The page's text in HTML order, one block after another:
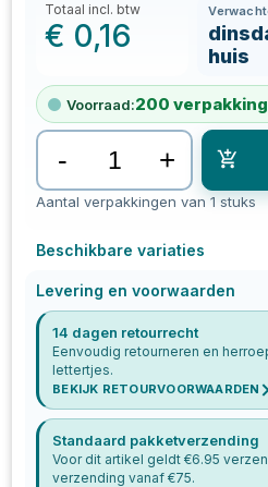
Totaal incl. btw
€ 0,16
huis
Voorraad:200
- +
Aantal verpakkingen van 1 stuks
Beschikbare variaties
Levering en voorwaarden
14 dagen retourrecht
Eenvoudig retourneren en
lettertjes.
BEKIJK RETOURVOORWAARDEN
Standaard pakketverzending
Voor dit artikel geldt €6.95
verzending vanaf €75.